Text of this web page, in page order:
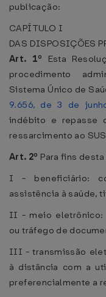
publicação:
CAPÍTULO I
DAS DISPOSIÇÕES
Art. 1º Esta
procedimento
Sistema Único de
9.656, de 3 de
indébito e repasse
ressarcimento ao
Art. 2º Para fins
I - beneficiário:
assistência à saúde,
II - meio eletrônico:
ou tráfego de
III - transmissão
à distância com a
preferencialmente a